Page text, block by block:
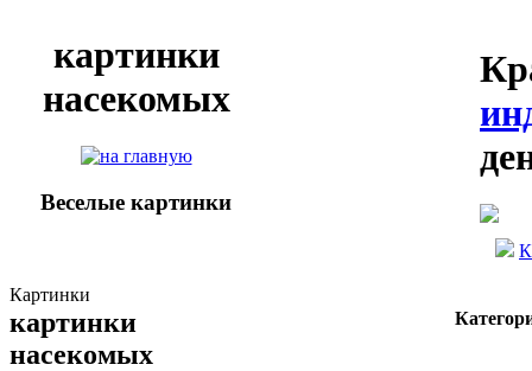
картинки
насекомых
Веселые картинки
Картинки
картинки
насекомых